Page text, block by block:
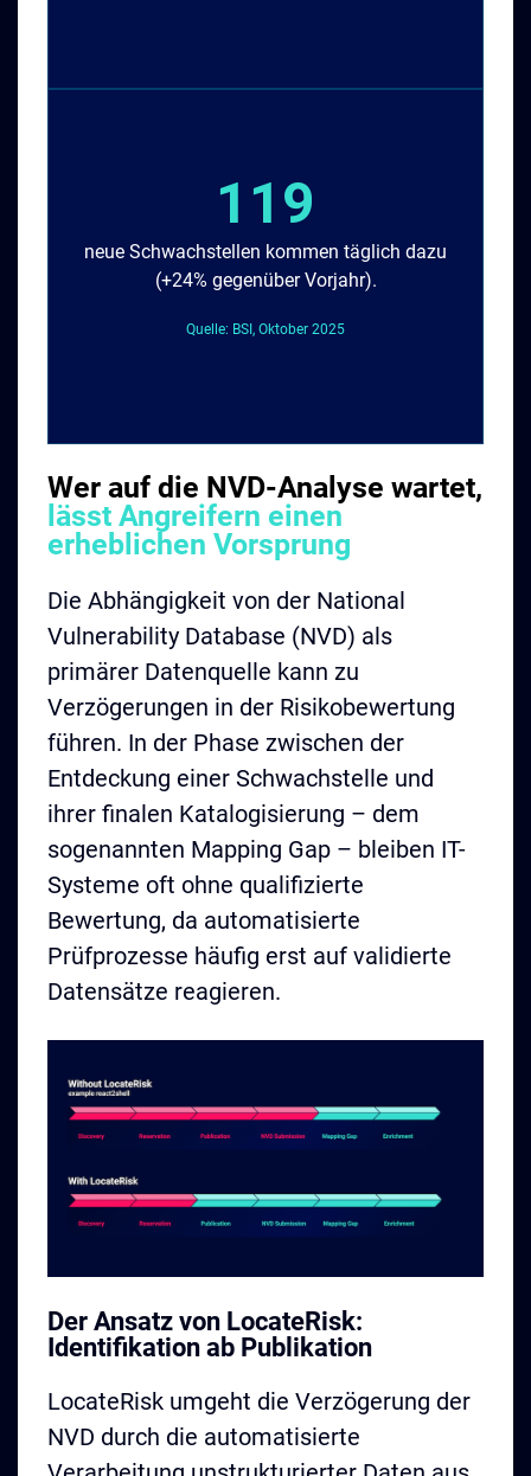
119
neue Schwachstellen kommen täglich dazu
(+24% gegenüber Vorjahr).
Quelle: BSI, Oktober 2025
Wer auf die NVD-Analyse wartet,
lässt Angreifern einen
erheblichen Vorsprung
Die Abhängigkeit von der National
Vulnerability Database (NVD) als
primärer Datenquelle kann zu
Verzögerungen in der Risikobewertung
führen. In der Phase zwischen der
Entdeckung einer Schwachstelle und
ihrer finalen Katalogisierung – dem
sogenannten Mapping Gap – bleiben IT-
Systeme oft ohne qualifizierte
Bewertung, da automatisierte
Prüfprozesse häufig erst auf validierte
Datensätze reagieren.
Der Ansatz von LocateRisk:
Identifikation ab Publikation
LocateRisk umgeht die Verzögerung der
NVD durch die automatisierte